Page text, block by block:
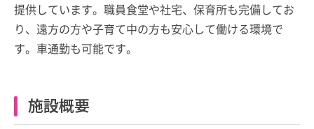
提供しています。職員食堂や社宅、保育所も完備してお
り、遠方の方や子育て中の方も安心して働ける環境で
す。車通勤も可能です。
施設概要